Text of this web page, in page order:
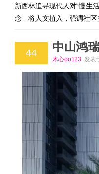
新西林追寻现代人对“慢生
念，将人文植入，强调社区
44 中山鸿
木心oo123 发表